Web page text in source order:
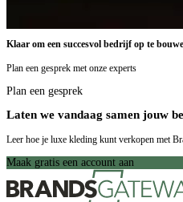
Klaar om een succesvol bedrijf op te
Plan een gesprek met onze experts
Plan een gesprek
Laten we vandaag samen jouw
Leer hoe je luxe kleding kunt verkopen met
Maak gratis een account aan